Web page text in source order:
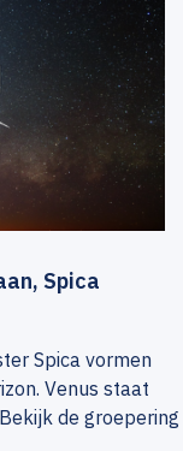
Spica
Spica vormen
Venus staat
de groepering